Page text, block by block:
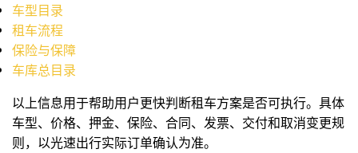
车型目录
租车流程
保险与保障
车库总目录
以上信息用于帮助用户更快判断租车方案是否可执行。具体
车型、价格、押金、保险、合同、发票、交付和取消变更规
则，以光速出行实际订单确认为准。